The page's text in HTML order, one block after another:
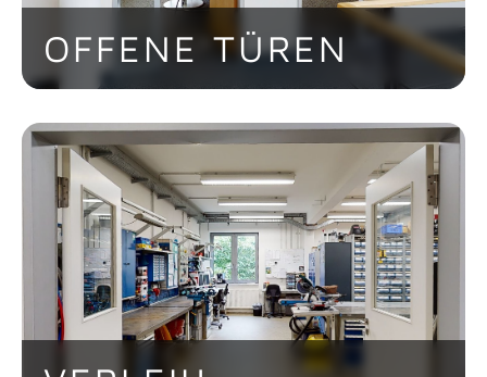
OFFENE TÜREN
Die Türen vom Vorstandsvorsitzenden
und seinen Führungskräften stehen für
die Mitarbeiter jederzeit offen. Der
Austausch unter den Abteilungen wird
durch regelmäßige Meetings oder
anderweitige Veranstaltungen gefördert.